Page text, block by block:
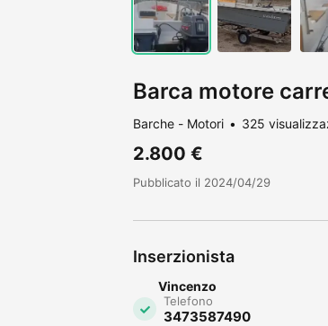
Barca motore
Barche - Motori 325
2.800 €
Pubblicato il 2024/04/29
Inserzionista
Vincenzo
Telefono
3473587490